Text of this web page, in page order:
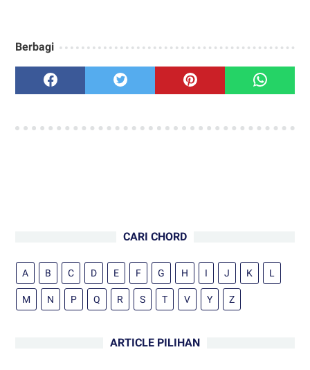
Berbagi
CARI CHORD
A B C D E F G H I J K L
M N P Q R S T V Y Z
ARTICLE PILIHAN